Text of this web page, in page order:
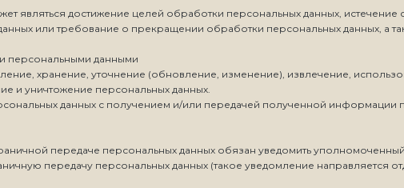
являться достижение целей обработки персональных данных, истечение
или требование о прекращении обработки персональных данных, а
персональными данными
хранение, уточнение (обновление, изменение), извлечение,
и уничтожение персональных данных.
данных с получением и/или передачей полученной
передаче персональных данных обязан уведомить
передачу персональных данных (такое уведомление направляется